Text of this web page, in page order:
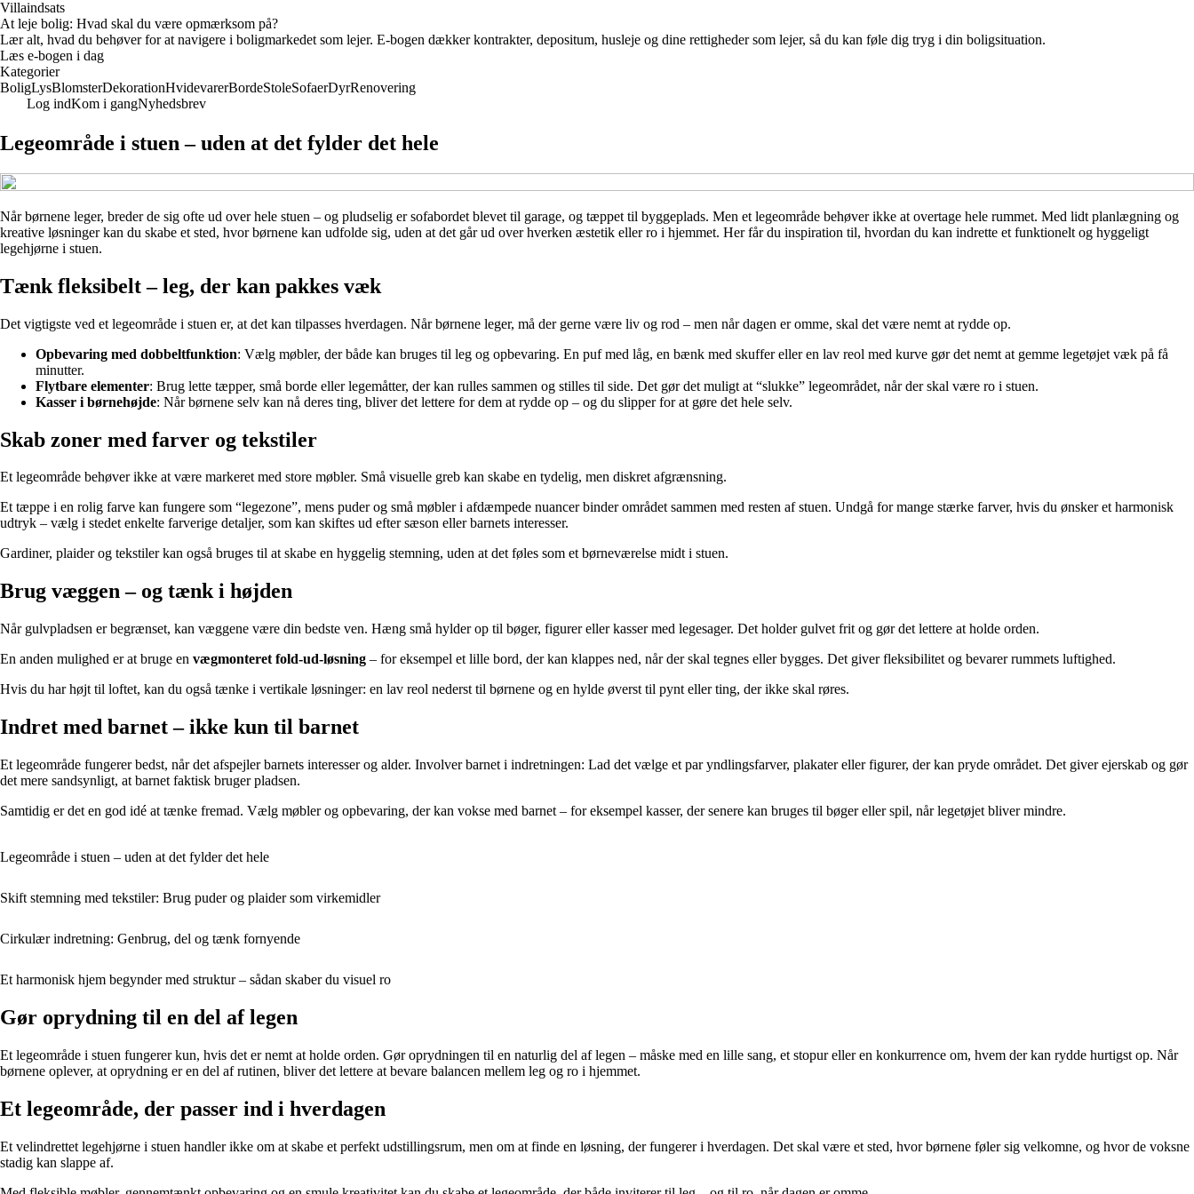
Villaindsats
At leje bolig: Hvad skal du være opmærksom på?
Lær alt, hvad du behøver for at navigere i boligmarkedet som lejer. E-bogen dækker kontrakter, depositum, husleje og dine rettigheder som lejer, så du kan føle dig tryg i din boligsituation.
Læs e-bogen i dag
Kategorier
BoligLysBlomsterDekorationHvidevarerBordeStoleSofaerDyrRenovering
Log indKom i gangNyhedsbrev
Legeområde i stuen – uden at det fylder det hele
Når børnene leger, breder de sig ofte ud over hele stuen – og pludselig er sofabordet blevet til garage, og tæppet til byggeplads. Men et legeområde behøver ikke at overtage hele rummet. Med lidt planlægning og
kreative løsninger kan du skabe et sted, hvor børnene kan udfolde sig, uden at det går ud over hverken æstetik eller ro i hjemmet. Her får du inspiration til, hvordan du kan indrette et funktionelt og hyggeligt
legehjørne i stuen.
Tænk fleksibelt – leg, der kan pakkes væk
Det vigtigste ved et legeområde i stuen er, at det kan tilpasses hverdagen. Når børnene leger, må der gerne være liv og rod – men når dagen er omme, skal det være nemt at rydde op.
Opbevaring med dobbeltfunktion: Vælg møbler, der både kan bruges til leg og opbevaring. En puf med låg, en bænk med skuffer eller en lav reol med kurve gør det nemt at gemme legetøjet væk på få
minutter.
Flytbare elementer: Brug lette tæpper, små borde eller legemåtter, der kan rulles sammen og stilles til side. Det gør det muligt at “slukke” legeområdet, når der skal være ro i stuen.
Kasser i børnehøjde: Når børnene selv kan nå deres ting, bliver det lettere for dem at rydde op – og du slipper for at gøre det hele selv.
Skab zoner med farver og tekstiler
Et legeområde behøver ikke at være markeret med store møbler. Små visuelle greb kan skabe en tydelig, men diskret afgrænsning.
Et tæppe i en rolig farve kan fungere som “legezone”, mens puder og små møbler i afdæmpede nuancer binder området sammen med resten af stuen. Undgå for mange stærke farver, hvis du ønsker et harmonisk
udtryk – vælg i stedet enkelte farverige detaljer, som kan skiftes ud efter sæson eller barnets interesser.
Gardiner, plaider og tekstiler kan også bruges til at skabe en hyggelig stemning, uden at det føles som et børneværelse midt i stuen.
Brug væggen – og tænk i højden
Når gulvpladsen er begrænset, kan væggene være din bedste ven. Hæng små hylder op til bøger, figurer eller kasser med legesager. Det holder gulvet frit og gør det lettere at holde orden.
En anden mulighed er at bruge en vægmonteret fold-ud-løsning – for eksempel et lille bord, der kan klappes ned, når der skal tegnes eller bygges. Det giver fleksibilitet og bevarer rummets luftighed.
Hvis du har højt til loftet, kan du også tænke i vertikale løsninger: en lav reol nederst til børnene og en hylde øverst til pynt eller ting, der ikke skal røres.
Indret med barnet – ikke kun til barnet
Et legeområde fungerer bedst, når det afspejler barnets interesser og alder. Involver barnet i indretningen: Lad det vælge et par yndlingsfarver, plakater eller figurer, der kan pryde området. Det giver ejerskab og gør
det mere sandsynligt, at barnet faktisk bruger pladsen.
Samtidig er det en god idé at tænke fremad. Vælg møbler og opbevaring, der kan vokse med barnet – for eksempel kasser, der senere kan bruges til bøger eller spil, når legetøjet bliver mindre.
Legeområde i stuen – uden at det fylder det hele
Skift stemning med tekstiler: Brug puder og plaider som virkemidler
Cirkulær indretning: Genbrug, del og tænk fornyende
Et harmonisk hjem begynder med struktur – sådan skaber du visuel ro
Gør oprydning til en del af legen
Et legeområde i stuen fungerer kun, hvis det er nemt at holde orden. Gør oprydningen til en naturlig del af legen – måske med en lille sang, et stopur eller en konkurrence om, hvem der kan rydde hurtigst op. Når
børnene oplever, at oprydning er en del af rutinen, bliver det lettere at bevare balancen mellem leg og ro i hjemmet.
Et legeområde, der passer ind i hverdagen
Et velindrettet legehjørne i stuen handler ikke om at skabe et perfekt udstillingsrum, men om at finde en løsning, der fungerer i hverdagen. Det skal være et sted, hvor børnene føler sig velkomne, og hvor de voksne
stadig kan slappe af.